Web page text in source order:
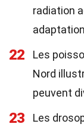
radiation
22
Les
Nord
peuvent
23
Les